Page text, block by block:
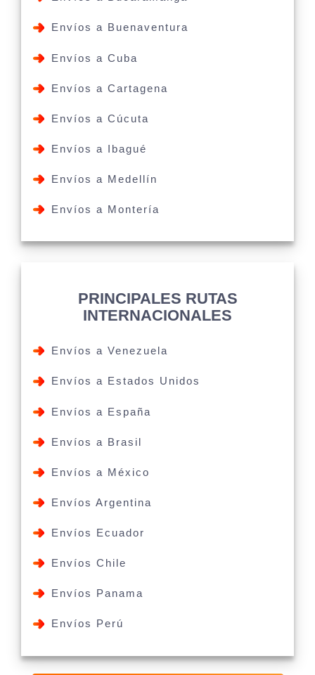
Envíos a Buenaventura
Envíos a Cuba
Envíos a Cartagena
Envíos a Cúcuta
Envíos a Ibagué
Envíos a Medellín
Envíos a Montería
PRINCIPALES RUTAS
INTERNACIONALES
Envíos a Venezuela
Envíos a Estados Unidos
Envíos a España
Envíos a Brasil
Envíos a México
Envíos Argentina
Envíos Ecuador
Envíos Chile
Envíos Panama
Envíos Perú